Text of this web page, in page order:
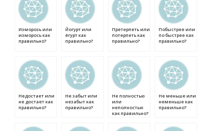
Изморозь или
изморось как
правильно?
Йогурт или
ёгурт как
правильно?
Претерпеть или
потерпеть как
правильно?
Побыстрее или
по быстрее как
правильно?
Недостает или
не достает как
правильно?
Не забыт или
незабыт как
правильно?
Не полностью
или
неполностью
как правильно?
Не меньше или
неменьше как
правильно?